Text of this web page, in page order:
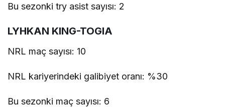
Bu sezonki try asist sayısı: 2
LYHKAN KING-TOGIA
NRL maç sayısı: 10
NRL kariyerindeki galibiyet oranı: %30
Bu sezonki maç sayısı: 6